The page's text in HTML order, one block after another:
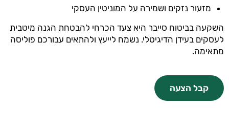
מזעור נזקים ושמירה על המוניטין העסקי
השקעה בביטוח סייבר היא צעד הכרחי להבטחת הגנה מיטבית
לעסקים בעידן הדיגיטלי. נשמח לייעץ ולהתאים עבורכם פוליסה
מתאימה.
קבל הצעה